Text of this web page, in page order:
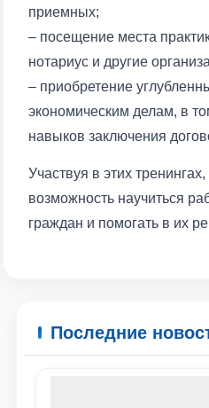
Ваше имя и фамилия
Почта
приемных;
– посещение места
нотариус и другие
– приобретение
экономическим делам, в
навыков заключения
Участвуя в этих тренингах,
возможность научиться
граждан и помогать в их
Последние